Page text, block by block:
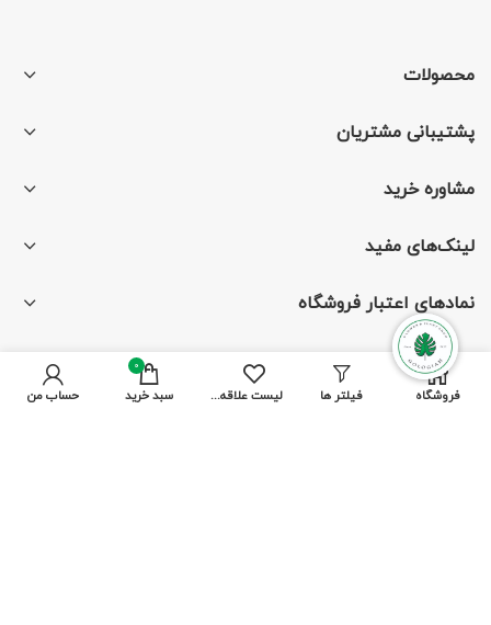
محصولات
پشتیبانی مشتریان
مشاوره خرید
لینک‌های مفید
نمادهای اعتبار فروشگاه
با ما همراه باشید فروشگاه فیلتر ها لیست علاقه مندی ها
0
سبد خرید حساب من